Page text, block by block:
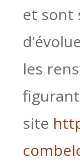
et sont
les
site